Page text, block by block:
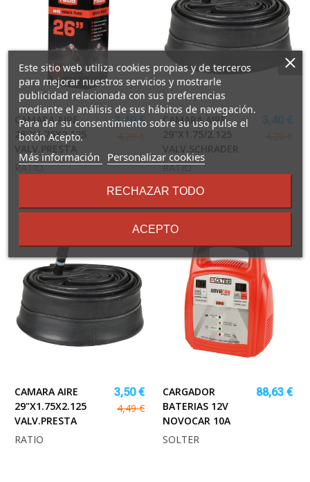
CAMARA AIRE
26"X1.75X2.125
VALV.PRESTA
3,40 €
4,29 €
RATIO
CAMARA AIRE
29"X1.75/2.125
VALV.SCHRADER
4,20 €
RATIO
CAMARA AIRE
29"X1.75X2.125
VALV.PRESTA
3,50 €
4,49 €
RATIO
CARGADOR
BATERIAS 12V
NOVOCAR 10A
88,63 €
SOLTER
Este sitio web utiliza cookies propias y de terceros
para mejorar nuestros servicios y mostrarle
publicidad relacionada con sus preferencias
mediante el análisis de sus hábitos de navegación.
Para dar su consentimiento sobre su uso pulse el
botón Acepto.
Más información
sobre
términos
condiciones
Personalizar cookies
RECHAZAR TODO
ACEPTO